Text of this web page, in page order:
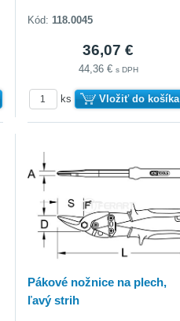
Kód: 118.0045
36,07 €
44,36 € s DPH
ks Vložiť do košíka
Pákové nožnice na plech,
ľavý strih